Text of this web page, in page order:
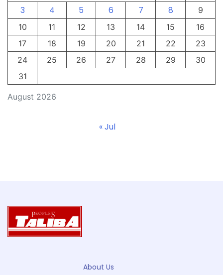
August 2026
3
4 5 6 7 8
9
10
11 12 13 14 15
16
17
18 19 20 21 22
23
24
25 26 27 28 29
30
31
« Jul
About Us